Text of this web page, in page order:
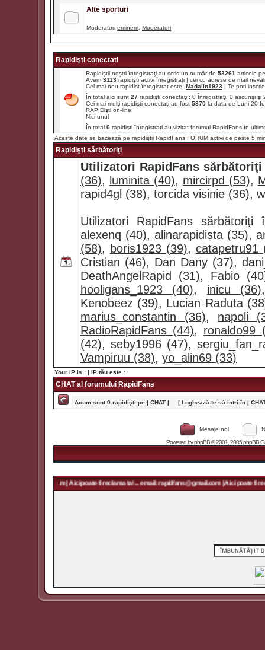
Alte sporturi
Moderatori eminem Moderatori
Rapidişti conectati
Rapidiştii noştri înregistraţi au scris un număr de 53261 articole
Avem 3113 rapidişti activi înregistraţi | cei cu adrese de mail
Cel mai nou rapidist înregistrat este: Madalin1923 | Te poti
În total aici sunt 27 rapidişti conectaţi : 0 Înregistraţi, 0 ascunşi
Cei mai mulţi rapidişti conectaţi au fost 5870 la data de Luni 20
RAPIDişti on-line:
Nici unul
În total 0 rapidişti înregistraţi au vizitat forumul RapidFans în
Aceste date se bazează pe rapidiştii RapidFans FORUM activi de peste 5
Rapidişti sărbătoriţi
Utilizatori RapidFans
(36), luminita (40), mircirpd (53),
rapid4gl (38), torcida visinie (36),
Utilizatori RapidFans
alexenq (40), alinarapidista (35),
(58), boris1923 (39), catapetru91
Cristian (46), Dan Dany (37),
DeathAngelRapid (31), Fabio
hooligans_1923 (40), inicu (36)
Kenobeez (39), Lucian Raduta
marius_constantin (36), napoli
RadioRapidFans (44), ronaldo99
(42), seby1996 (47),
Vampiruu (38), yo_alin69 (33)
Your IP is : | IP tău este :
CHAT al forumului RapidFans
Acum sunt 0 rapidişti pe | CHAT | [ Loghează-te să intri în |
Mesaje noi
Powered byphpBB© 2001, 2005 phpBB
| Aici poate fi reclama ta! ... email: rapidfans@gmail.com | Aici poate fi